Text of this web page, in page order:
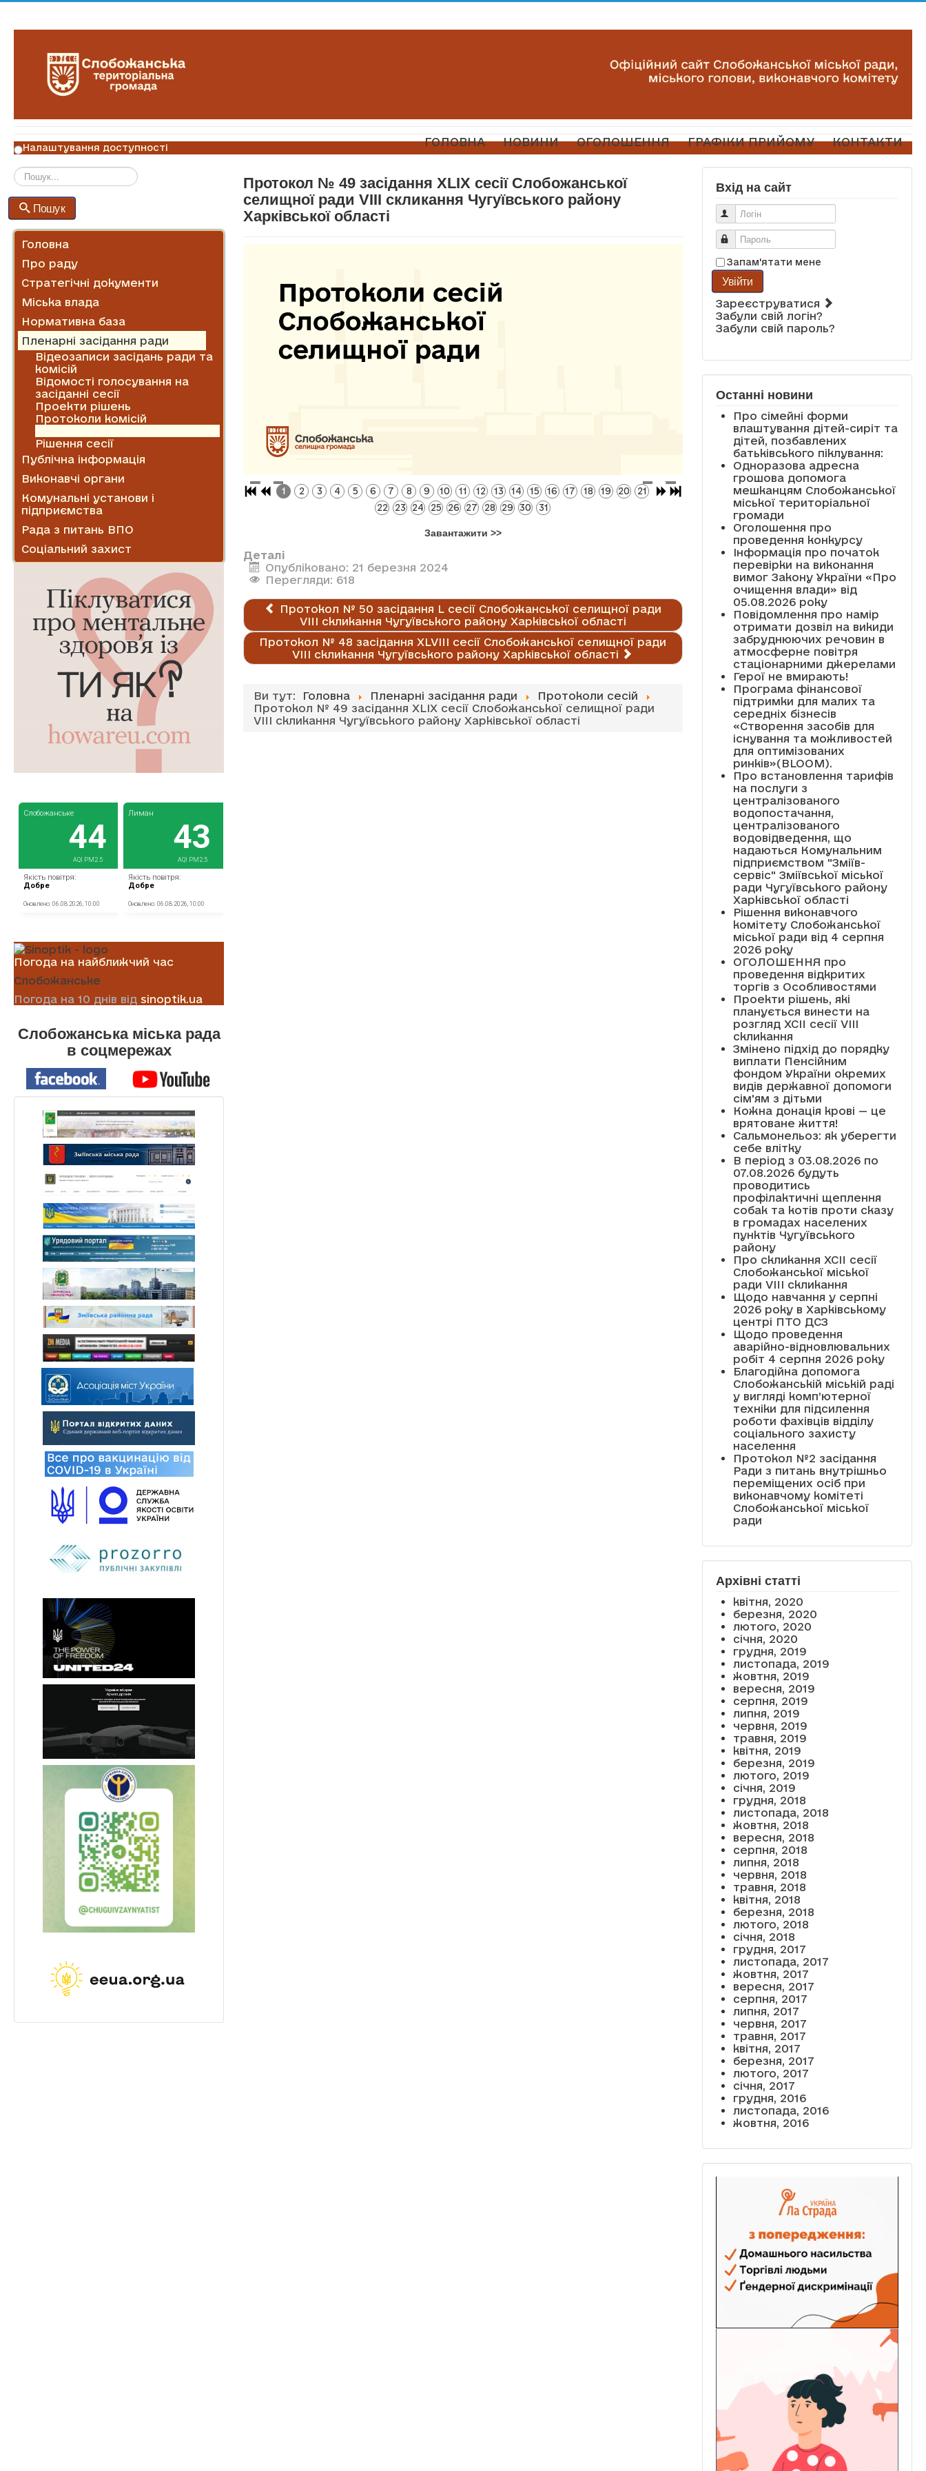
ГОЛОВНА НОВИНИ ОГОЛОШЕННЯ ГРАФІКИ ПРИЙОМУ КОНТАКТИ
Налаштування доступності
Пошук
Головна
Про раду
Стратегічні документи
Міська влада
Нормативна база
Пленарні засідання ради
Відеозаписи засідань ради та
комісій
Відомості голосування на
засіданні сесії
Проекти рішень
Протоколи комісій
Рішення сесії
Публічна інформація
Виконавчі органи
Комунальні установи і
підприємства
Рада з питань ВПО
Соціальний захист
Погода на найближчий час
Слобожанське
Погода на 10 днів від sinoptik.ua
Слобожанська міська рада
в соцмережах
Протокол № 49 засідання ХLIX сесії Слобожанської
селищної ради VIII скликання Чугуївського району
Харківської області
1 2 3 4 5 6 7 8 9 10 11 12 13 14 15 16 17 18 19 20
21
22
23 24 25 26 27 28 29 30 31
Завантажити >>
Деталі
Опубліковано: 21 березня 2024
Перегляди: 618
Протокол № 50 засідання L сесії Слобожанської селищної ради
VIII скликання Чугуївського району Харківської області
Протокол № 48 засідання ХLVIII сесії Слобожанської селищної ради
VIII скликання Чугуївського району Харківської області
Ви тут: Головна Пленарні засідання ради
Протоколи сесій
Протокол № 49 засідання ХLIX сесії Слобожанської селищної ради
VIII скликання Чугуївського району Харківської області
Вхід на сайт
Логін
Пароль
Запам'ятати мене
Увійти
Зареєструватися
Забули свій логін?
Забули свій пароль?
Останні новини
Про сімейні форми
влаштування дітей-сиріт та
дітей, позбавлених
батьківського піклування:
Одноразова адресна
грошова допомога
мешканцям Слобожанської
міської територіальної
громади
Оголошення про
проведення конкурсу
Інформація про початок
перевірки на виконання
вимог Закону України «Про
очищення влади» від
05.08.2026 року
Повідомлення про намір
отримати дозвіл на викиди
забруднюючих речовин в
атмосферне повітря
стаціонарними джерелами
Герої не вмирають!
Програма фінансової
підтримки для малих та
середніх бізнесів
«Створення засобів для
існування та можливостей
для оптимізованих
ринків»(BLOOM).
Про встановлення тарифів
на послуги з
централізованого
водопостачання,
централізованого
водовідведення, що
надаються Комунальним
підприємством "Зміїв-
сервіс" Зміївської міської
ради Чугуївського району
Харківської області
Рішення виконавчого
комітету Слобожанської
міської ради від 4 серпня
2026 року
ОГОЛОШЕННЯ про
проведення відкритих
торгів з Особливостями
Проекти рішень, які
планується винести на
розгляд XCII сесії VІІІ
скликання
Змінено підхід до порядку
виплати Пенсійним
фондом України окремих
видів державної допомоги
сім'ям з дітьми
Кожна донація крові — це
врятоване життя!
Сальмонельоз: як уберегти
себе влітку
В період з 03.08.2026 по
07.08.2026 будуть
проводитись
профілактичні щеплення
собак та котів проти сказу
в громадах населених
пунктів Чугуївського
району
Про скликання XCII сесії
Слобожанської міської
ради VIII скликання
Щодо навчання у серпні
2026 року в Харківському
центрі ПТО ДСЗ
Щодо проведення
аварійно-відновлювальних
робіт 4 серпня 2026 року
Благодійна допомога
Слобожанській міській раді
у вигляді комп’ютерної
техніки для підсилення
роботи фахівців відділу
соціального захисту
населення
Протокол №2 засідання
Ради з питань внутрішньо
переміщених осіб при
виконавчому комітеті
Слобожанської міської
ради
Архівні статті
квітня, 2020
березня, 2020
лютого, 2020
січня, 2020
грудня, 2019
листопада, 2019
жовтня, 2019
вересня, 2019
серпня, 2019
липня, 2019
червня, 2019
травня, 2019
квітня, 2019
березня, 2019
лютого, 2019
січня, 2019
грудня, 2018
листопада, 2018
жовтня, 2018
вересня, 2018
серпня, 2018
липня, 2018
червня, 2018
травня, 2018
квітня, 2018
березня, 2018
лютого, 2018
січня, 2018
грудня, 2017
листопада, 2017
жовтня, 2017
вересня, 2017
серпня, 2017
липня, 2017
червня, 2017
травня, 2017
квітня, 2017
березня, 2017
лютого, 2017
січня, 2017
грудня, 2016
листопада, 2016
жовтня, 2016